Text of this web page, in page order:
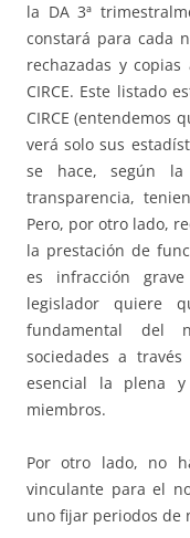
la DA 3ª
constará para cada
rechazadas y
CIRCE. Este listado
CIRCE (entendemos
verá solo sus
se hace, según
transparencia,
Pero, por otro lado,
la prestación de
es infracción
legislador quiere
fundamental del
sociedades a
esencial la plena
miembros.
Por otro lado, no
vinculante para el
uno fijar periodos de